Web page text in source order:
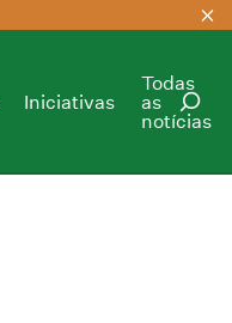
Iniciativas
Todas
as
notícias